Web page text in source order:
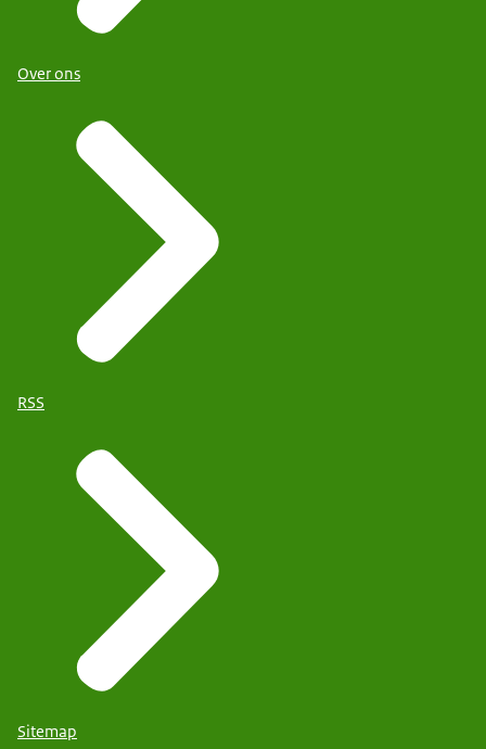
Over ons
RSS
Sitemap